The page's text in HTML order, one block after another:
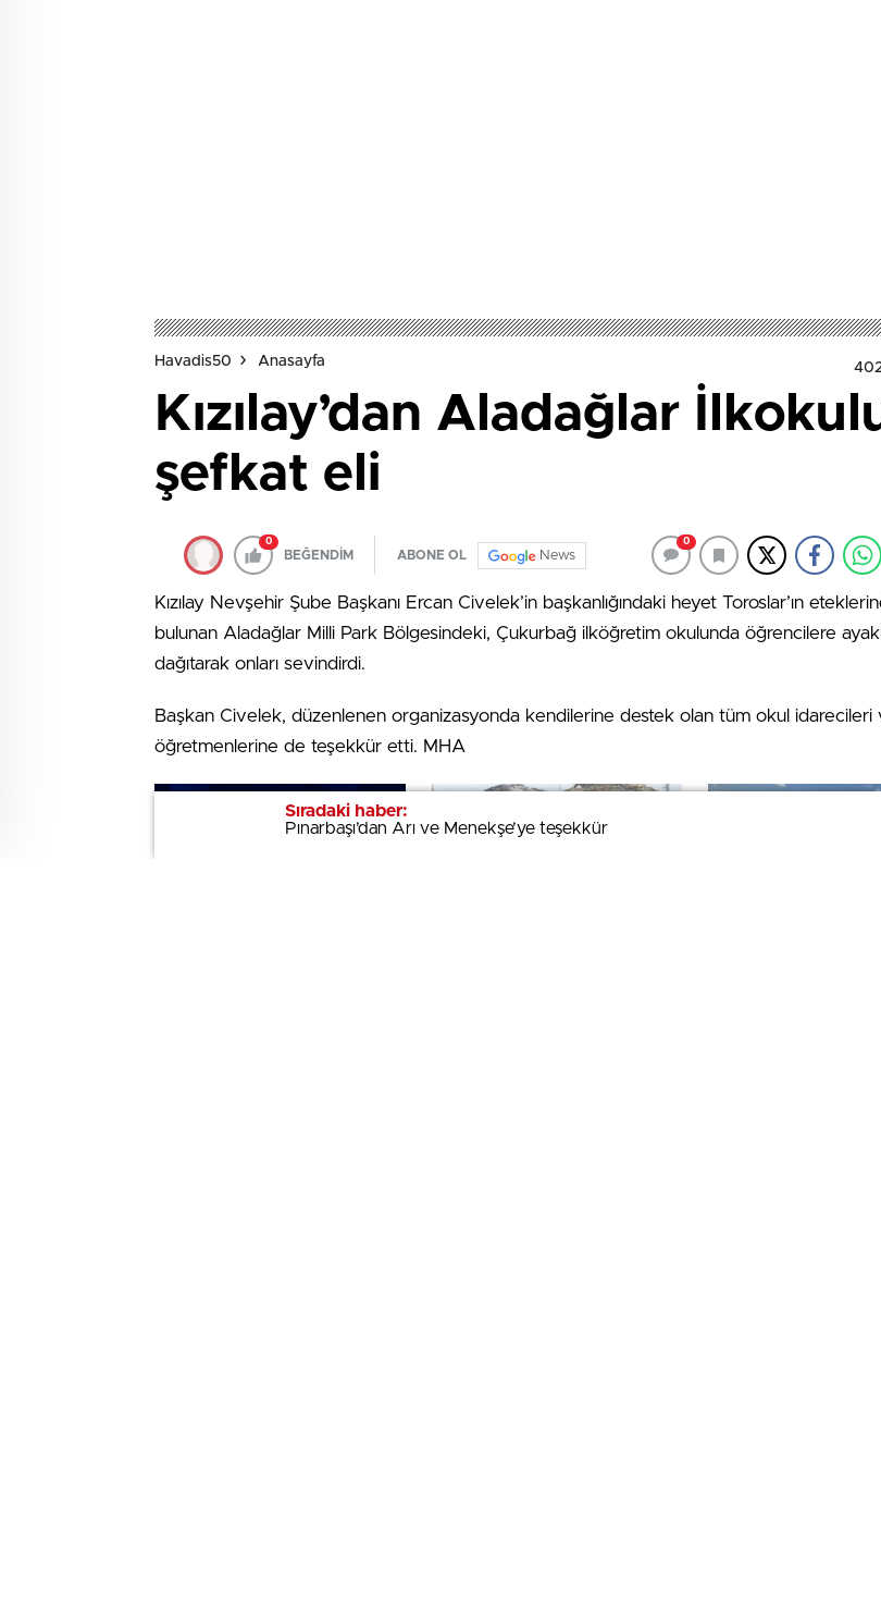
Sıradaki haber:
Pınarbaşı’dan Arı ve Menekşe’ye teşekkür
Havadis50 Anasayfa
Kızılay’dan Aladağlar
şefkat eli
0
BEĞENDİM ABONE OL News
0
Kızılay Nevşehir Şube Başkanı Ercan Civelek’in başkanlığındaki heyet Toroslar’ın
bulunan Aladağlar Milli Park Bölgesindeki, Çukurbağ ilköğretim okulunda öğrencilere
dağıtarak onları sevindirdi.
Başkan Civelek, düzenlenen organizasyonda kendilerine destek olan tüm okul idarecileri
öğretmenlerine de teşekkür etti. MHA
Sıradaki haber:
Pınarbaşı’dan Arı ve Menekşe’ye teşekkür